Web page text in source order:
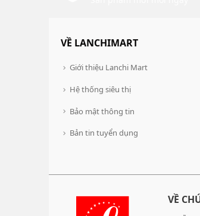
VỀ LANCHIMART
Giới thiệu Lanchi Mart
Hệ thống siêu thị
Bảo mật thông tin
Bản tin tuyển dụng
VỀ